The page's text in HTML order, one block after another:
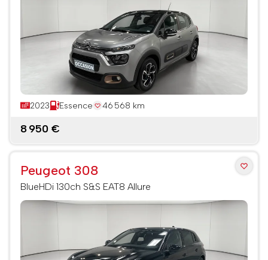
2023 Essence 46 568 km
8 950 €
Peugeot 308
BlueHDi 130ch S&S EAT8 Allure